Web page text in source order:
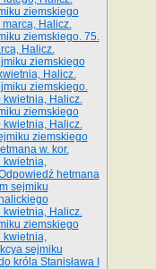
ziemskiego
Halicz.
ziemskiego. 75.
Halicz.
ziemskiego
Halicz.
ziemskiego.
kwietnia, Halicz.
ziemskiego
kwietnia, Halicz.
ziemskiego
w. kor.
kwietnia,
hetmana
sejmiku
kwietnia, Halicz.
ziemskiego
kwietnia,
sejmiku
króla Stanisława I